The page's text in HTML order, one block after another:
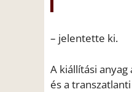
– jelentette ki.
A kiállítási
és a